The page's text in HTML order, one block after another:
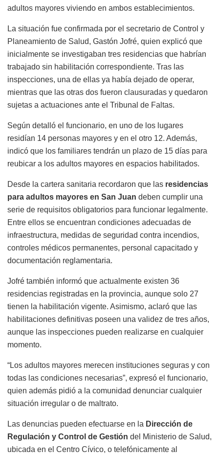
adultos mayores viviendo en ambos establecimientos.
La situación fue confirmada por el secretario de Control y
Planeamiento de Salud, Gastón Jofré, quien explicó que
inicialmente se investigaban tres residencias que habrían
trabajado sin habilitación correspondiente. Tras las
inspecciones, una de ellas ya había dejado de operar,
mientras que las otras dos fueron clausuradas y quedaron
sujetas a actuaciones ante el Tribunal de Faltas.
Según detalló el funcionario, en uno de los lugares
residían 14 personas mayores y en el otro 12. Además,
indicó que los familiares tendrán un plazo de 15 días para
reubicar a los adultos mayores en espacios habilitados.
Desde la cartera sanitaria recordaron que las residencias
para adultos mayores en San Juan deben cumplir una
serie de requisitos obligatorios para funcionar legalmente.
Entre ellos se encuentran condiciones adecuadas de
infraestructura, medidas de seguridad contra incendios,
controles médicos permanentes, personal capacitado y
documentación reglamentaria.
Jofré también informó que actualmente existen 36
residencias registradas en la provincia, aunque solo 27
tienen la habilitación vigente. Asimismo, aclaró que las
habilitaciones definitivas poseen una validez de tres años,
aunque las inspecciones pueden realizarse en cualquier
momento.
“Los adultos mayores merecen instituciones seguras y con
todas las condiciones necesarias”, expresó el funcionario,
quien además pidió a la comunidad denunciar cualquier
situación irregular o de maltrato.
Las denuncias pueden efectuarse en la Dirección de
Regulación y Control de Gestión del Ministerio de Salud,
ubicada en el Centro Cívico, o telefónicamente al